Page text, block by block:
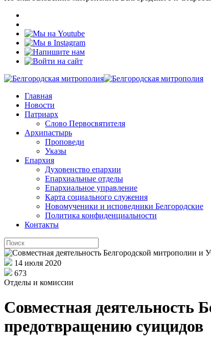
Главная
Новости
Патриарх
Слово Первосвятителя
Архипастырь
Проповеди
Указы
Епархия
Духовенство епархии
Епархиальные отделы
Епархиальное управление
Карта социального служения
Новомученики и исповедники Белгородские
Политика конфиденциальности
Контакты
14 июля 2020
673
Отделы и комиссии
Совместная
предотвращению суицидов